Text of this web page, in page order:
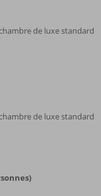
de luxe standard
de luxe standard